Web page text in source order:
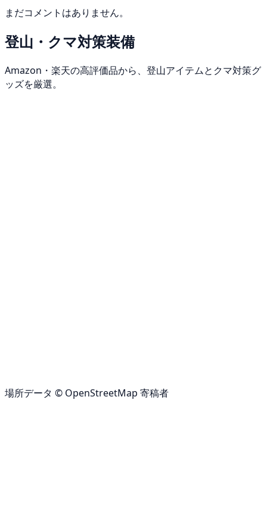
まだコメントはありません。
登山・クマ対策装備
Amazon・楽天の高評価品から、登山アイテムとクマ対策グ
ッズを厳選。
場所データ © OpenStreetMap 寄稿者